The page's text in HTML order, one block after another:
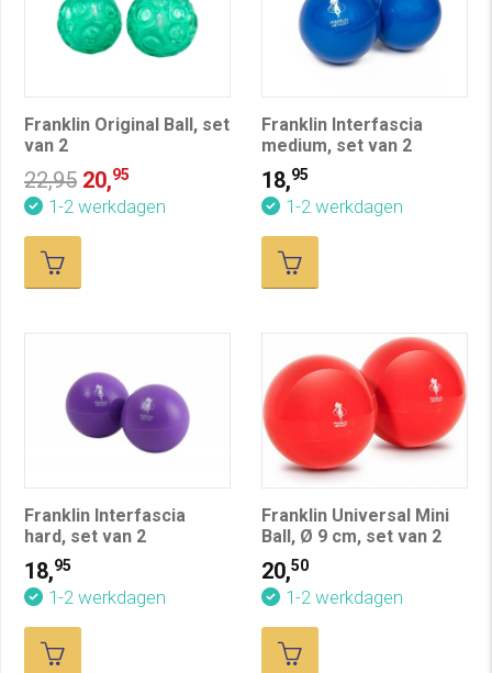
Franklin Original Ball, set
van 2
22,95 20,95
1-2 werkdagen
Franklin Interfascia
medium, set van 2
18,95
1-2 werkdagen
Franklin Interfascia
hard, set van 2
18,95
1-2 werkdagen
Franklin Universal Mini
Ball, Ø 9 cm, set van 2
20,50
1-2 werkdagen